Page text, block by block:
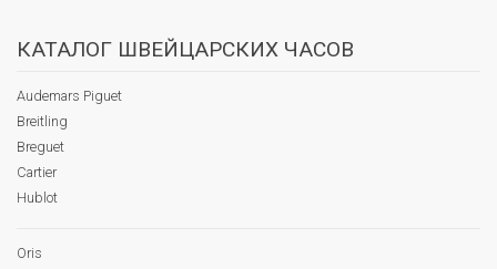
КАТАЛОГ ШВЕЙЦАРСКИХ ЧАСОВ
Audemars Piguet
Breitling
Breguet
Cartier
Hublot
Oris